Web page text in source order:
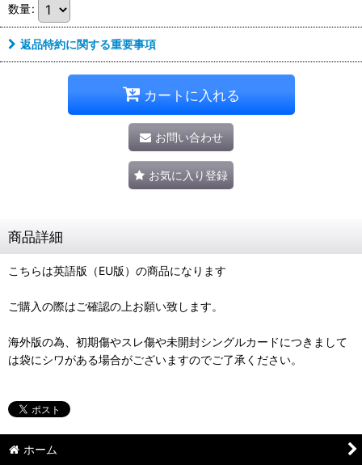
数量:
返品特約に関する重要事項
カートに入れる
お問い合わせ
お気に入り登録
商品詳細
こちらは英語版（EU版）の商品になります
ご購入の際はご確認の上お願い致します。
海外版の為、初期傷やスレ傷や未開封シングルカードにつきまして
は袋にシワがある場合がございますのでご了承ください。
ホーム